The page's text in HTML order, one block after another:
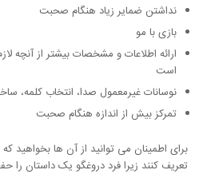
نداشتن ضمایر زیاد هنگام صحبت
بازی با مو
ارائه اطلاعات و مشخصات بیشتر از آنچه
است
نوسانات غیرمعمول صدا، انتخاب کلمه،
تمرکز بیش از اندازه هنگام صحبت
برای اطمینان می توانید از آن ها بخواهید
تعریف کنند زیرا فرد دروغگو یک داستان را